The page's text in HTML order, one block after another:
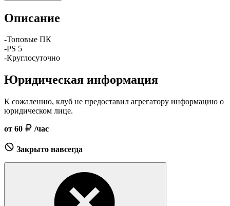
Описание
-Топовые ПК
-PS 5
-Круглосуточно
Юридическая информация
К сожалению, клуб не предоставил агрегатору информацию о
юридическом лице.
от 60 /час
Закрыто навсегда